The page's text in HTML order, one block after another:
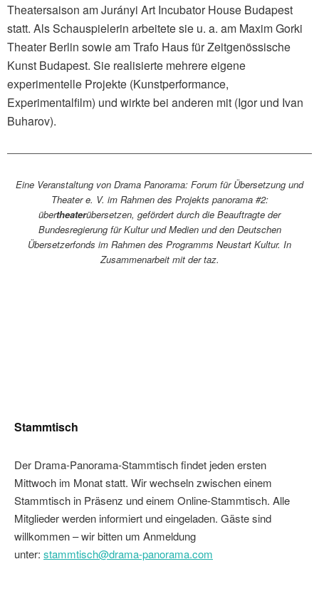
Theatersaison am Jurányi Art Incubator House Budapest
statt. Als Schauspielerin arbeitete sie u. a. am Maxim Gorki
Theater Berlin sowie am Trafo Haus für Zeitgenössische
Kunst Budapest. Sie realisierte mehrere eigene
experimentelle Projekte (Kunstperformance,
Experimentalfilm) und wirkte bei anderen mit (Igor und Ivan
Buharov).
Eine Veranstaltung von Drama Panorama: Forum für Übersetzung und
Theater e. V. im Rahmen des Projekts panorama #2:
übertheaterübersetzen, gefördert durch die Beauftragte der
Bundesregierung für Kultur und Medien und den Deutschen
Übersetzerfonds im Rahmen des Programms Neustart Kultur. In
Zusammenarbeit mit der taz.
Stammtisch
Der Drama-Panorama-Stammtisch findet jeden ersten
Mittwoch im Monat statt. Wir wechseln zwischen einem
Stammtisch in Präsenz und einem Online-Stammtisch. Alle
Mitglieder werden informiert und eingeladen. Gäste sind
willkommen – wir bitten um Anmeldung
unter: stammtisch@drama-panorama.com